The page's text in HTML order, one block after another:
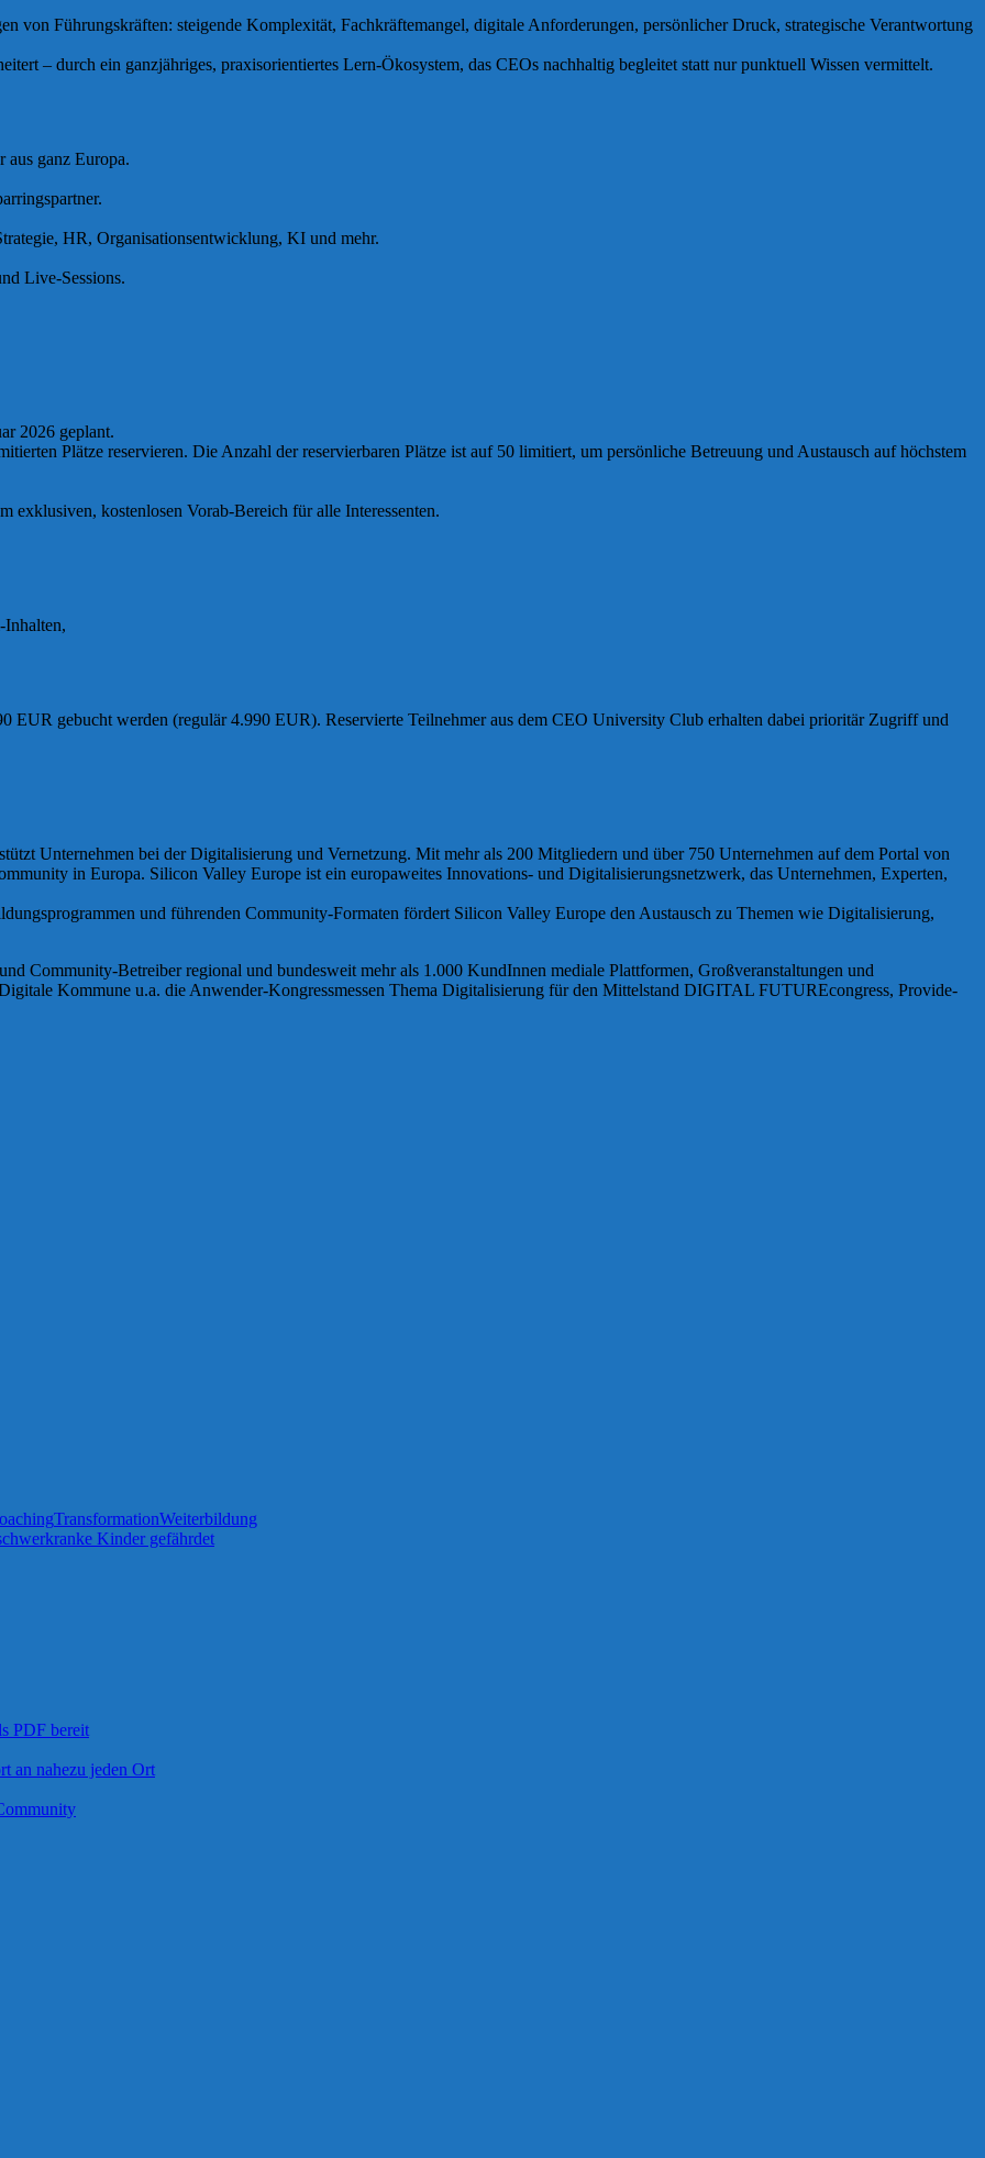
von Führungskräften: steigende Komplexität, Fachkräftemangel, digitale Anforderungen, persönlicher Druck, strategische Verantwortung
– durch ein ganzjähriges, praxisorientiertes Lern-Ökosystem, das CEOs nachhaltig begleitet statt nur punktuell Wissen vermittelt.
aus ganz Europa.
HR, Organisationsentwicklung, KI und mehr.
Live-Sessions.
2026 geplant.
Plätze reservieren. Die Anzahl der reservierbaren Plätze ist auf 50 limitiert, um persönliche Betreuung und Austausch auf höchstem
kostenlosen Vorab-Bereich für alle Interessenten.
Inhalten,
EUR gebucht werden (regulär 4.990 EUR). Reservierte Teilnehmer aus dem CEO University Club erhalten dabei prioritär Zugriff und
Unternehmen bei der Digitalisierung und Vernetzung. Mit mehr als 200 Mitgliedern und über 750 Unternehmen auf dem Portal von
in Europa. Silicon Valley Europe ist ein europaweites Innovations- und Digitalisierungsnetzwerk, das Unternehmen, Experten,
und führenden Community-Formaten fördert Silicon Valley Europe den Austausch zu Themen wie Digitalisierung,
Betreiber regional und bundesweit mehr als 1.000 KundInnen mediale Plattformen, Großveranstaltungen und
Kommune u.a. die Anwender-Kongressmessen Thema Digitalisierung für den Mittelstand DIGITAL FUTUREcongress, Provide-
TransformationWeiterbildung
Kinder gefährdet
PDF bereit
an nahezu jeden Ort